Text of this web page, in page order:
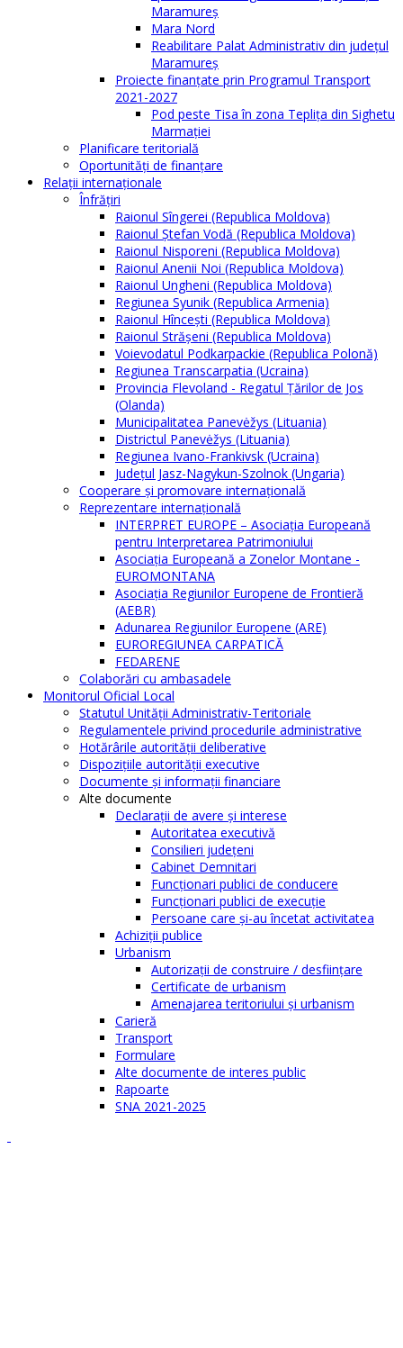
Maramureș
Mara Nord
Reabilitare Palat Administrativ din județul
Maramureș
Proiecte finanțate prin Programul Transport
2021-2027
Pod peste Tisa în zona Teplița din Sighetu
Marmației
Planificare teritorială
Oportunităţi de finanţare
Relaţii internaţionale
Înfrăţiri
Raionul Sîngerei (Republica Moldova)
Raionul Ștefan Vodă (Republica Moldova)
Raionul Nisporeni (Republica Moldova)
Raionul Anenii Noi (Republica Moldova)
Raionul Ungheni (Republica Moldova)
Regiunea Syunik (Republica Armenia)
Raionul Hîncești (Republica Moldova)
Raionul Străşeni (Republica Moldova)
Voievodatul Podkarpackie (Republica Polonă)
Regiunea Transcarpatia (Ucraina)
Provincia Flevoland - Regatul Ţărilor de Jos
(Olanda)
Municipalitatea Panevėžys (Lituania)
Districtul Panevėžys (Lituania)
Regiunea Ivano-Frankivsk (Ucraina)
Judeţul Jasz-Nagykun-Szolnok (Ungaria)
Cooperare şi promovare internaţională
Reprezentare internaţională
INTERPRET EUROPE – Asociația Europeană
pentru Interpretarea Patrimoniului
Asociația Europeană a Zonelor Montane -
EUROMONTANA
Asociația Regiunilor Europene de Frontieră
(AEBR)
Adunarea Regiunilor Europene (ARE)
EUROREGIUNEA CARPATICĂ
FEDARENE
Colaborări cu ambasadele
Monitorul Oficial Local
Statutul Unităţii Administrativ-Teritoriale
Regulamentele privind procedurile administrative
Hotărârile autorităţii deliberative
Dispoziţiile autorităţii executive
Documente şi informaţii financiare
Alte documente
Declaraţii de avere şi interese
Autoritatea executivă
Consilieri judeţeni
Cabinet Demnitari
Funcţionari publici de conducere
Funcționari publici de execuție
Persoane care şi-au încetat activitatea
Achiziţii publice
Urbanism
Autorizații de construire / desființare
Certificate de urbanism
Amenajarea teritoriului şi urbanism
Carieră
Transport
Formulare
Alte documente de interes public
Rapoarte
SNA 2021-2025